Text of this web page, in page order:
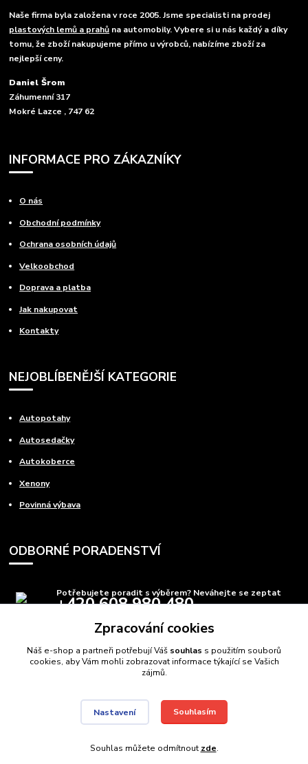
Naše firma byla založena v roce 2005. Jsme specialisti na prodej
plastových lemů a prahů na automobily. Vybere si u nás každý a díky
tomu, že zboží nakupujeme přímo u výrobců, nabízíme zboží za
nejlepší ceny.
Daniel Šrom
Záhumenní 317
Mokré Lazce , 747 62
INFORMACE PRO ZÁKAZNÍKY
O nás
Obchodní podmínky
Ochrana osobních údajů
Velkoobchod
Doprava a platba
Jak nakupovat
Kontakty
NEJOBLÍBENĚJŠÍ KATEGORIE
Autopotahy
Autosedačky
Autokoberce
Xenony
Povinná výbava
ODBORNÉ PORADENSTVÍ
Potřebujete poradit s výběrem? Neváhejte se zeptat
+420 608 980 480
info@autods.cz
Autodíly Ostrava// Navštivte také:Domečkové postele
Vytvořeno na
Eshop-rychle.cz
Zpracování cookies
Náš e-shop a partneři potřebují Váš souhlas s použitím souborů
cookies, aby Vám mohli zobrazovat informace týkající se Vašich
zájmů.
Nastavení Souhlasím
Souhlas můžete odmítnout zde.